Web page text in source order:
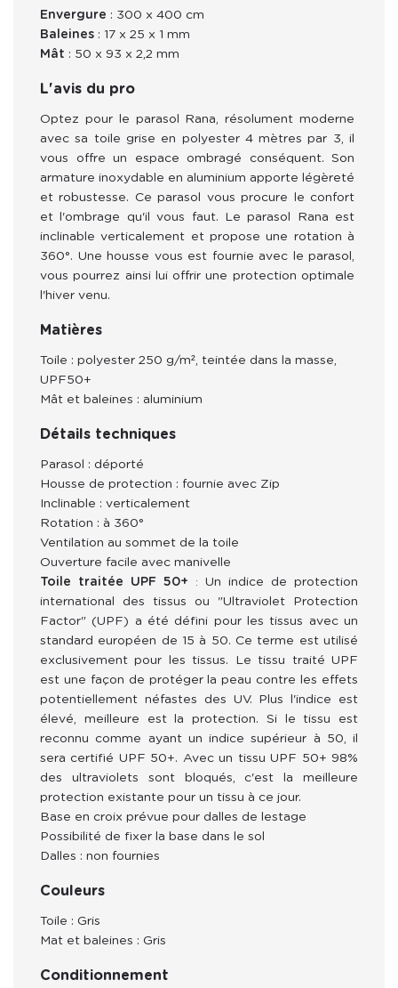
Envergure : 300 x 400 cm
Baleines : 17 x 25 x 1 mm
Mât : 50 x 93 x 2,2 mm
L'avis du pro
Optez pour le parasol Rana, résolument moderne
avec sa toile grise en polyester 4 mètres par 3, il
vous offre un espace ombragé conséquent. Son
armature inoxydable en aluminium apporte légèreté
et robustesse. Ce parasol vous procure le confort
et l'ombrage qu'il vous faut. Le parasol Rana est
inclinable verticalement et propose une rotation à
360°. Une housse vous est fournie avec le parasol,
vous pourrez ainsi lui offrir une protection optimale
l'hiver venu.
Matières
Toile : polyester 250 g/m², teintée dans la masse,
UPF50+
Mât et baleines : aluminium
Détails techniques
Parasol : déporté
Housse de protection : fournie avec Zip
Inclinable : verticalement
Rotation : à 360°
Ventilation au sommet de la toile
Ouverture facile avec manivelle
Toile traitée UPF 50+
:
Un indice de protection
international des tissus ou "Ultraviolet Protection
Factor" (UPF) a été défini pour les tissus avec un
standard européen de 15 à 50. Ce terme est utilisé
exclusivement pour les tissus. Le tissu traité UPF
est une façon de protéger la peau contre les effets
potentiellement néfastes des UV. Plus l'indice est
élevé, meilleure est la protection. Si le tissu est
reconnu comme ayant un indice supérieur à 50, il
sera certifié UPF 50+. Avec un tissu UPF 50+ 98%
des ultraviolets sont bloqués, c'est la meilleure
protection existante pour un tissu à ce jour.
Base en croix prévue pour dalles de lestage
Possibilité de fixer la base dans le sol
Dalles : non fournies
Couleurs
Toile : Gris
Mat et baleines : Gris
Conditionnement